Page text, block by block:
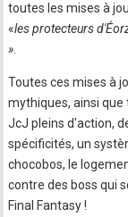
toutes les mises à
«les protecteurs
»
Toutes ces mises à
mythiques, ainsi
JcJ pleins d'action,
spécificités, un
chocobos, le
contre des boss qui
Final Fantasy !